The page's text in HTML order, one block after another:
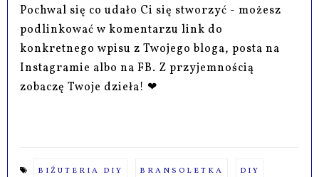
Pochwal się co udało Ci się stworzyć - możesz
podlinkować w komentarzu link do
konkretnego wpisu z Twojego bloga, posta na
Instagramie albo na FB. Z przyjemnością
zobaczę Twoje dzieła! ❤
BIŻUTERIA DIY BRANSOLETKA DIY